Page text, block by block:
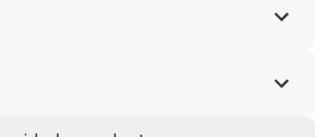
de PESCADO (Peptan®),
(ácido tartárico [L(+)–]), L-